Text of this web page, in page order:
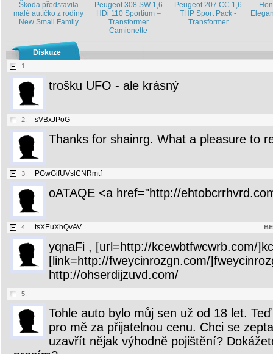
Škoda představila
malé autíčko z rodiny
New Small Family
Peugeot 308 SW 1,6
HDi 110 Sportium –
Transformer
Camionette
Peugeot 207 CC 1,6
THP Sport Pack -
Transformer
Diskuze
1.
trošku UFO - ale krásný
2. sVBxJPoG
Thanks for shainrg. What a pleasure to
3. PGwGifUVslCNRmtf
oATAQE <a href="http://
4. tsXEuXhQvAV
yqnaFi , [url=http://kcewbtfwcwrb.com/
[link=http://fweycinrozgn.com/
http://ohserdijzuvd.com/
5.
Tohle auto bylo můj sen už od 18 let.
pro mě za přijatelnou cenu. Chci se
uzavřít nějak výhodně pojištění?